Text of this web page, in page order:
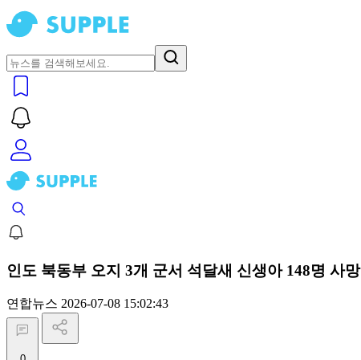
인도 북동부 오지 3개 군서 석달새 신생아 148명 사망
연합뉴스 2026-07-08 15:02:43